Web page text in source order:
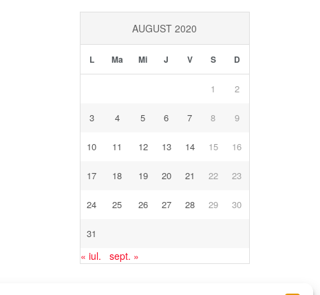
AUGUST 2020
L Ma Mi J V S D
1 2
3 4 5 6 7 8 9
10 11 12 13 14 15 16
17 18 19 20 21 22 23
24 25 26 27 28 29 30
31
« iul. sept. »